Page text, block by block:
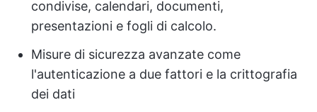
condivise, calendari, documenti,
presentazioni e fogli di calcolo.
Misure di sicurezza avanzate come
l'autenticazione a due fattori e la crittografia
dei dati